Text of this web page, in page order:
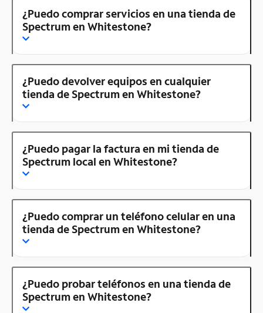
¿Puedo comprar servicios en una tienda de
Spectrum en Whitestone?
¿Puedo devolver equipos en cualquier
tienda de Spectrum en Whitestone?
¿Puedo pagar la factura en mi tienda de
Spectrum local en Whitestone?
¿Puedo comprar un teléfono celular en una
tienda de Spectrum en Whitestone?
¿Puedo probar teléfonos en una tienda de
Spectrum en Whitestone?